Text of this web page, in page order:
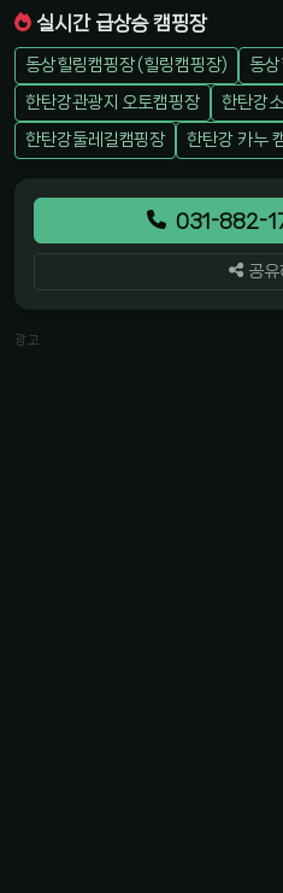
실시간 급상승 캠핑장
동상힐링캠핑장 (힐링캠핑장)
동
한탄강관광지 오토캠핑장
한탄강
한탄강둘레길캠핑장
한탄강 카누
031-882-
공유
광고